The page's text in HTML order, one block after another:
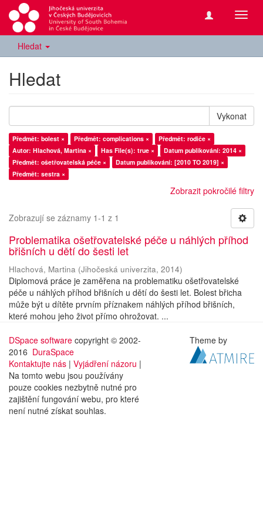
Hledat
Hledat
Vykonat
Předmět: bolest × Předmět: complications ×
Předmět: rodiče ×
Autor: Hlachová, Martina ×
Has File(s): true ×
Datum publikování: 2014 ×
Předmět: ošetřovatelská péče ×
Datum publikování: [2010 TO 2019] ×
Předmět: sestra ×
Zobrazit pokročilé filtry
Zobrazují se záznamy 1-1 z 1
Problematika ošetřovatelské péče u náhlých příhod
břišních u dětí do šesti let
Hlachová, Martina (Jihočeská univerzita, 2014)
Diplomová práce je zaměřena na problematiku ošetřovatelské
péče u náhlých příhod břišních u dětí do šesti let. Bolest břicha
může být u dítěte prvním příznakem náhlých příhod břišních,
které mohou jeho život přímo ohrožovat. ...
DSpace software copyright © 2002-
2016 DuraSpace
Kontaktujte nás | Vyjádření názoru |
Na tomto webu jsou používány
pouze cookies nezbytně nutné pro
zajištění fungování webu, pro které
není nutné získat souhlas.
Theme by